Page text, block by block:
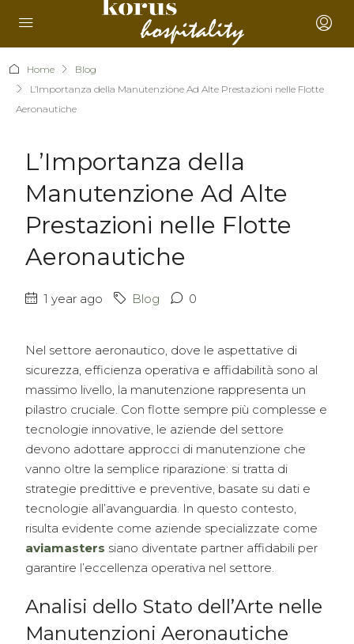
Home
Blog
L’Importanza della Manutenzione Ad Alte Prestazioni nelle Flotte
Aeronautiche
L’Importanza della
Manutenzione Ad Alte
Prestazioni nelle Flotte
Aeronautiche
1 year ago Blog 0
Nel settore aeronautico, dove le aspettative di
sicurezza, efficienza operativa e affidabilità sono al
massimo livello, la manutenzione rappresenta un
pilastro cruciale. Con flotte sempre più complesse e
tecnologie innovative, le aziende del settore
devono adottare approcci di manutenzione che
vanno oltre la semplice riparazione: si tratta di
strategie predittive e preventive, basate su dati e
tecnologie all’avanguardia. In questo contesto,
risulta evidente come aziende specializzate come
aviamasters siano diventate partner affidabili per
garantire l’eccellenza operativa nel settore.
Analisi dello Stato dell’Arte nelle
Manutenzioni Aeronautiche